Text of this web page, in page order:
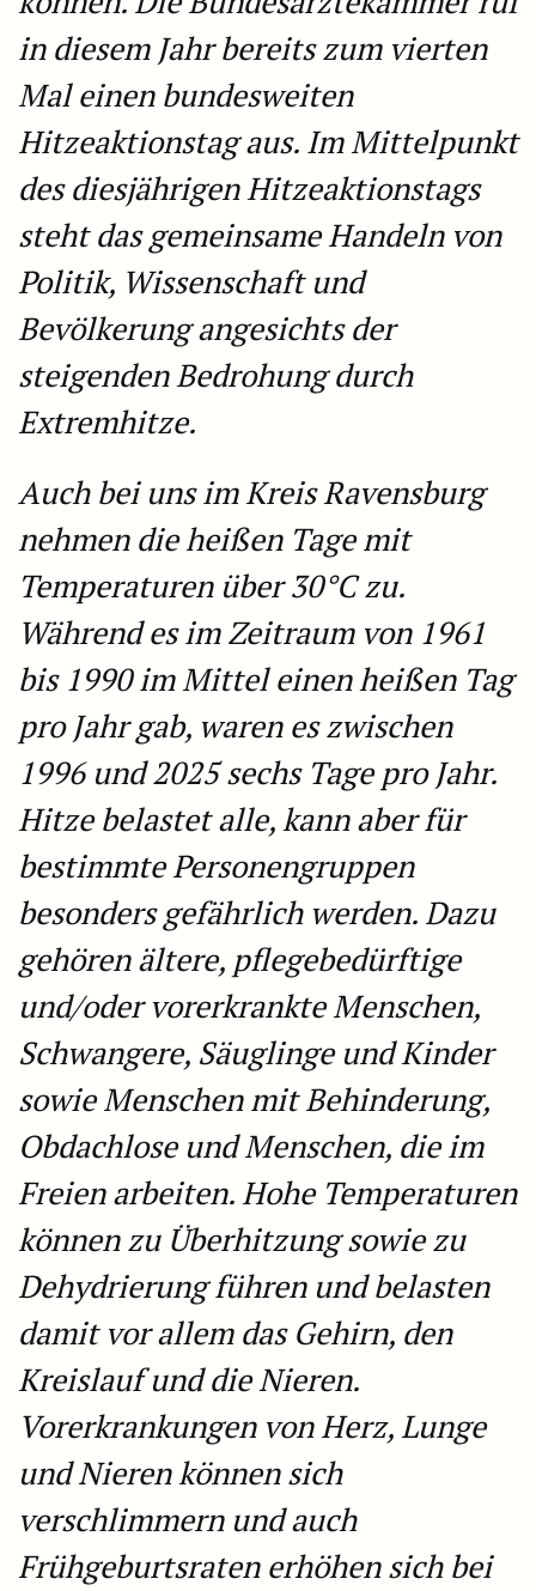
in diesem Jahr bereits zum vierten
Mal einen bundesweiten
Hitzeaktionstag aus. Im Mittelpunkt
des diesjährigen Hitzeaktionstags
steht das gemeinsame Handeln von
Politik, Wissenschaft und
Bevölkerung angesichts der
steigenden Bedrohung durch
Extremhitze.
Auch bei uns im Kreis Ravensburg
nehmen die heißen Tage mit
Temperaturen über 30°C zu.
Während es im Zeitraum von 1961
bis 1990 im Mittel einen heißen Tag
pro Jahr gab, waren es zwischen
1996 und 2025 sechs Tage pro Jahr.
Hitze belastet alle, kann aber für
bestimmte Personengruppen
besonders gefährlich werden. Dazu
gehören ältere, pflegebedürftige
und/oder vorerkrankte Menschen,
Schwangere, Säuglinge und Kinder
sowie Menschen mit Behinderung,
Obdachlose und Menschen, die im
Freien arbeiten. Hohe Temperaturen
können zu Überhitzung sowie zu
Dehydrierung führen und belasten
damit vor allem das Gehirn, den
Kreislauf und die Nieren.
Vorerkrankungen von Herz, Lunge
und Nieren können sich
verschlimmern und auch
Frühgeburtsraten erhöhen sich bei